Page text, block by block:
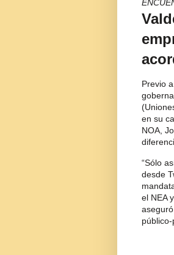
Previo
en su
NOA,
“Sólo
desde
el NEA